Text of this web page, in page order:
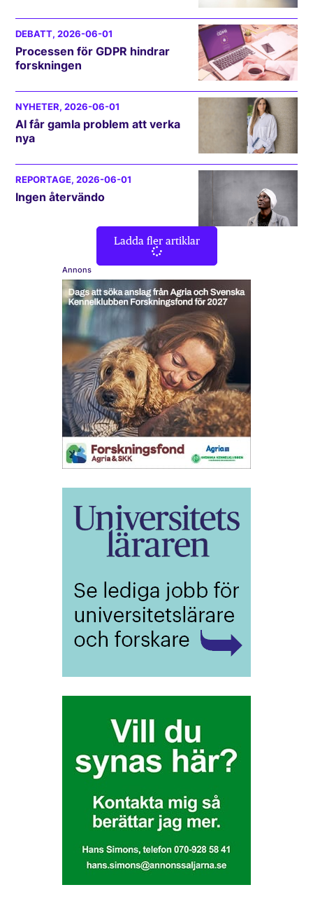
DEBATT, 2026-06-01
Processen för GDPR hindrar
forskningen
NYHETER, 2026-06-01
AI får gamla problem att verka
nya
REPORTAGE, 2026-06-01
Ingen återvändo
Ladda fler artiklar
Annons